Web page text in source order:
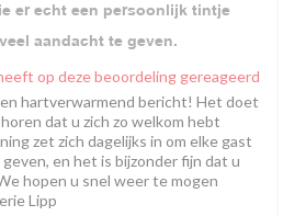
er echt een persoonlijk tintje
aandacht te geven.
op deze beoordeling gereageerd
hartverwarmend bericht! Het doet
dat u zich zo welkom hebt
zet zich dagelijks in om elke gast
en het is bijzonder fijn dat u
hopen u snel weer te mogen
Lipp